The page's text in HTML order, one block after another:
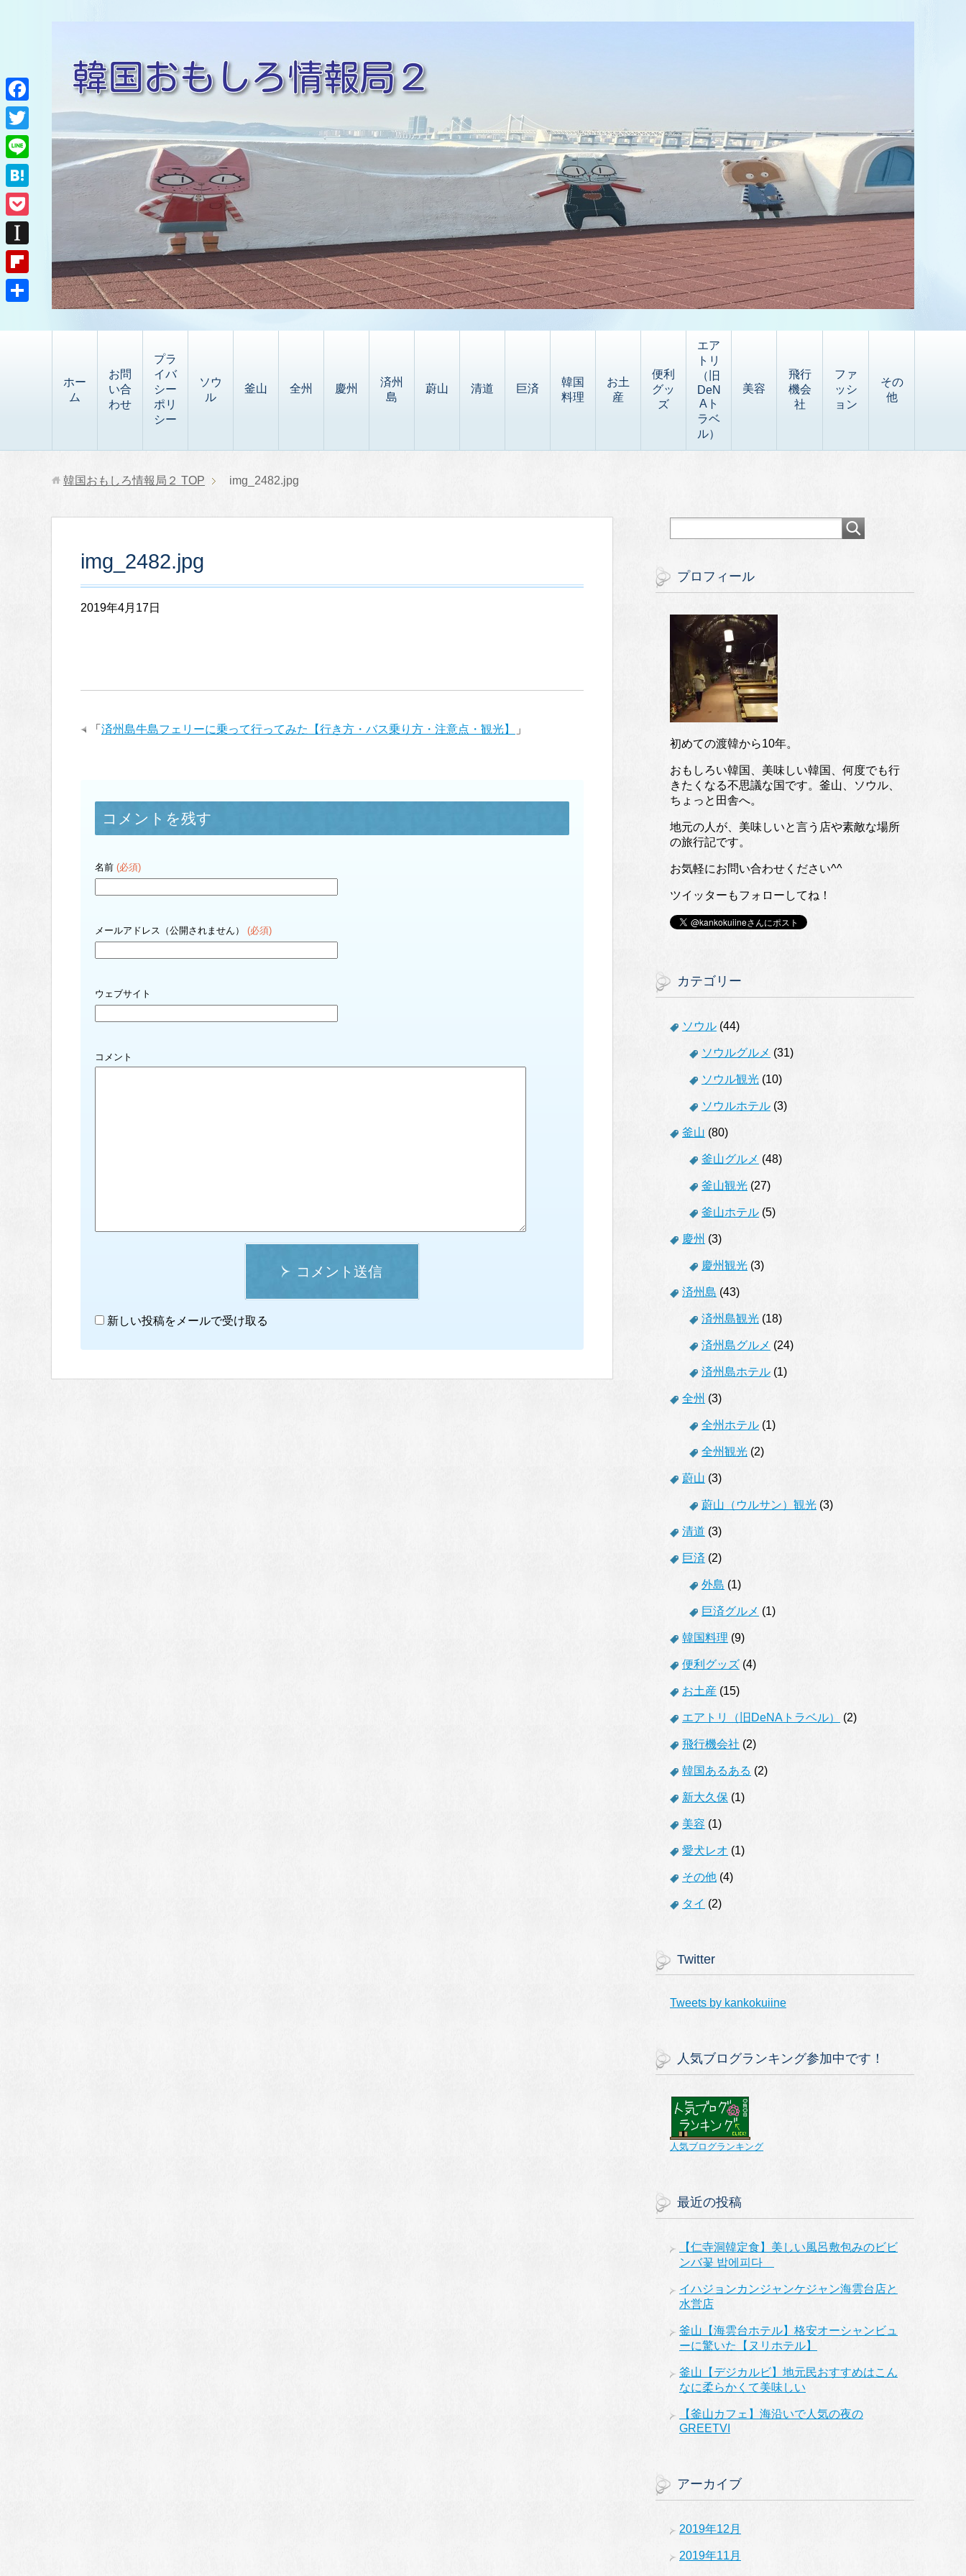
ホー
ム
お問
い合
わせ
プラ
イバ
シー
ポリ
シー
ソウ
ル
釜山 全州 慶州
済州
島
蔚山 清道 巨済
韓国
料理
お土
産
便利
グッ
ズ
エア
トリ
（旧
DeN
Aト
ラベ
ル）
美容
飛行
機会
社
ファ
ッシ
ョン
その
他
韓国おもしろ情報局２ TOP img_2482.jpg
img_2482.jpg
2019年4月17日
「 済州島牛島フェリーに乗って行ってみた【行き方・バス乗り方・注意点・観光】 」
コメントを残す
名前 (必須)
メールアドレス（公開されません） (必須)
ウェブサイト
コメント
コメント送信
新しい投稿をメールで受け取る
プロフィール
初めての渡韓から10年。
おもしろい韓国、美味しい韓国、何度でも行
きたくなる不思議な国です。釜山、ソウル、
ちょっと田舎へ。
地元の人が、美味しいと言う店や素敵な場所
の旅行記です。
お気軽にお問い合わせください^^
ツイッターもフォローしてね！
カテゴリー
ソウル (44)
ソウルグルメ (31)
ソウル観光 (10)
ソウルホテル (3)
釜山 (80)
釜山グルメ (48)
釜山観光 (27)
釜山ホテル (5)
慶州 (3)
慶州観光 (3)
済州島 (43)
済州島観光 (18)
済州島グルメ (24)
済州島ホテル (1)
全州 (3)
全州ホテル (1)
全州観光 (2)
蔚山 (3)
蔚山（ウルサン）観光 (3)
清道 (3)
巨済 (2)
外島 (1)
巨済グルメ (1)
韓国料理 (9)
便利グッズ (4)
お土産 (15)
エアトリ（旧DeNAトラベル） (2)
飛行機会社 (2)
韓国あるある (2)
新大久保 (1)
美容 (1)
愛犬レオ (1)
その他 (4)
タイ (2)
Twitter
Tweets by kankokuiine
人気ブログランキング参加中です！
人気ブログランキング
最近の投稿
【仁寺洞韓定食】美しい風呂敷包みのビビ
ンバ꽃 밥에피다
イハジョンカンジャンケジャン海雲台店と
水営店
釜山【海雲台ホテル】格安オーシャンビュ
ーに驚いた【ヌリホテル】
釜山【デジカルビ】地元民おすすめはこん
なに柔らかくて美味しい
【釜山カフェ】海沿いで人気の夜の
GREETVI
アーカイブ
2019年12月
2019年11月
F
a
c
e
b
o
o
k
T
w
i
e
r
L
i
n
H
a
t
e
n
P
o
c
k
I
n
s
F
i